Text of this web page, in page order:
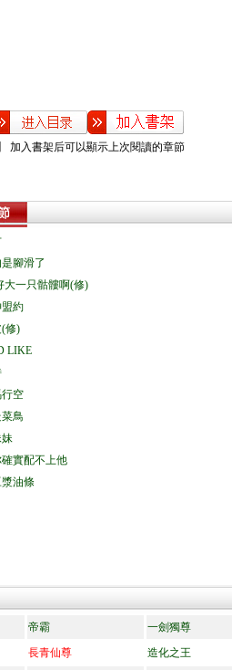
加入書架后可以顯示上次閱讀的章節
腳滑了
大一只骷髏啊(修)
約
修)
LIKE
空
鳥
實配不上他
油條
帝霸 一劍獨尊
長青仙尊 造化之王